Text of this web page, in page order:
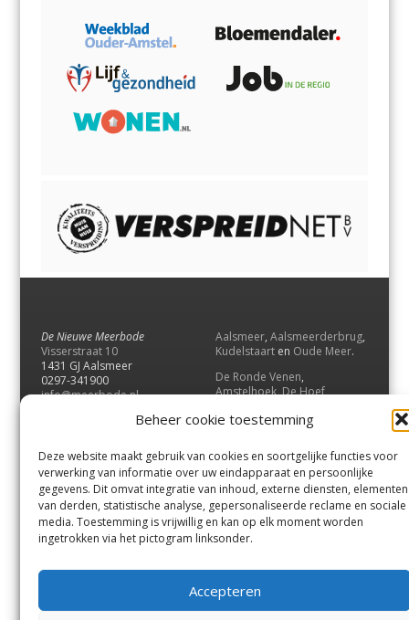
Beheer cookie toestemming
Deze website maakt gebruik van cookies en soortgelijke functies voor
verwerking van informatie over uw eindapparaat en persoonlijke
gegevens. Dit omvat integratie van inhoud, externe diensten, elementen
van derden, statistische analyse, gepersonaliseerde reclame en sociale
media. Toestemming is vrijwillig en kan op elk moment worden
ingetrokken via het pictogram linksonder.
Accepteren
De Nieuwe Meerbode
Visserstraat 10
1431 GJ Aalsmeer
0297-341900
info@meerbode.nl
Aalsmeer, Aalsmeerderbrug,
Kudelstaart en Oude Meer.
De Ronde Venen,
Amstelhoek,De Hoef,
Vrouwenakker,Waverveen
UithoornenDe Kwakel.
Contact
Andere uitgaven
Bezorgklacht
Vacatures
Voorwaarden
Privacyverklaring